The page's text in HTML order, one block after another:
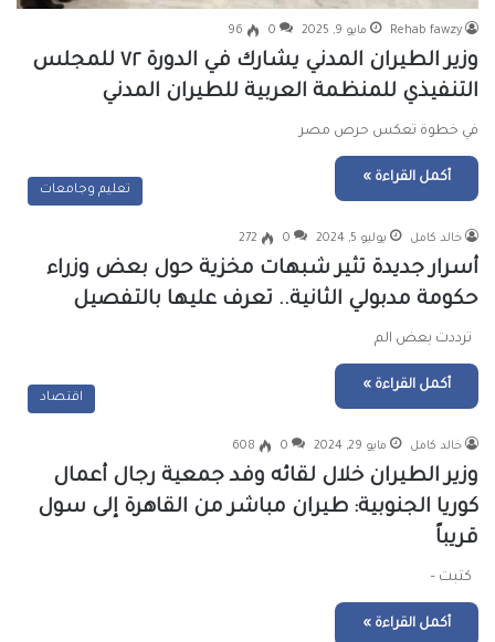
Rehab fawzy مايو 9, 2025 0
96
وزير الطيران المدني يشارك في الدورة ٧٢ للمجلس
التنفيذي للمنظمة العربية للطيران المدني
في خطوة تعكس حرص مصر
أكمل القراءة »
تعليم وجامعات
خالد كامل يوليو 5, 2024 0
272
أسرار جديدة تثير شبهات مخزية حول بعض وزراء
حكومة مدبولي الثانية.. تعرف عليها بالتفصيل
ترددت بعض الم
أكمل القراءة »
اقتصاد
خالد كامل مايو 29, 2024 0
608
وزير الطيران خلال لقائه وفد جمعية رجال أعمال
كوريا الجنوبية: طيران مباشر من القاهرة إلى سول
قريباً
كتبت –
أكمل القراءة »